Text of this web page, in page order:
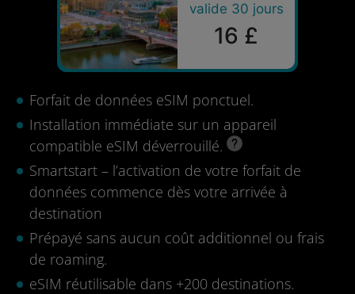
valide 30 jours
16 £
Forfait de données eSIM ponctuel.
Installation immédiate sur un appareil
compatible eSIM déverrouillé.
Smartstart – l’activation de votre forfait de
données commence dès votre arrivée à
destination
Prépayé sans aucun coût additionnel ou frais
de roaming.
eSIM réutilisable dans +200 destinations.